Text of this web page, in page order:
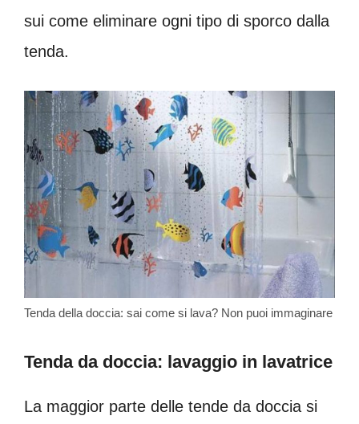
sui come eliminare ogni tipo di sporco dalla
tenda.
Tenda della doccia: sai come si lava? Non puoi immaginare
Tenda da doccia: lavaggio in lavatrice
La maggior parte delle tende da doccia si